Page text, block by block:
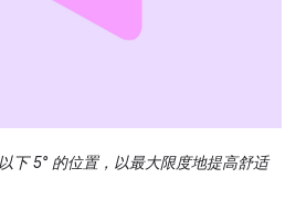
下 5° 的位置，以最大限度地提高舒适